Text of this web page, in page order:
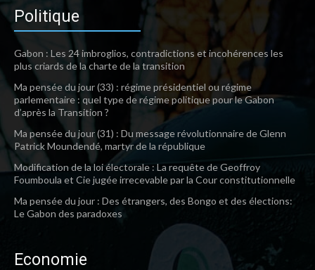
Politique
Gabon : Les 24 imbroglios, contradictions et incohérences les
plus criards de la charte de la transition
Ma pensée du jour (33) : régime présidentiel ou régime
parlementaire : quel type de régime politique pour le Gabon
d’après la Transition ?
Ma pensée du jour (31) : Du message révolutionnaire de Glenn
Patrick Moundendé, martyr de la république
Modification de la loi électorale : La requête de Geoffroy
Foumboula et Cie jugée irrecevable par la Cour constitutionnelle
Ma pensée du jour : Des étrangers, des Bongo et des élections:
Le Gabon des paradoxes
Economie